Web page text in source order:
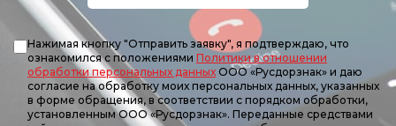
Нажимая кнопку "Отправить заявку", я подтверждаю, что
ознакомился с положениями Политики в отношении
обработки персональных данных ООО «Русдорзнак» и даю
согласие на обработку моих персональных данных, указанных
в форме обращения, в соответствии с порядком обработки,
установленным ООО «Русдорзнак». Переданные средствами